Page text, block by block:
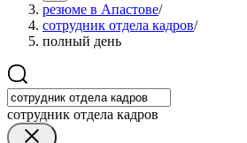
резюме в Апастове/
сотрудник отдела кадров/
полный день
сотрудник отдела кадров